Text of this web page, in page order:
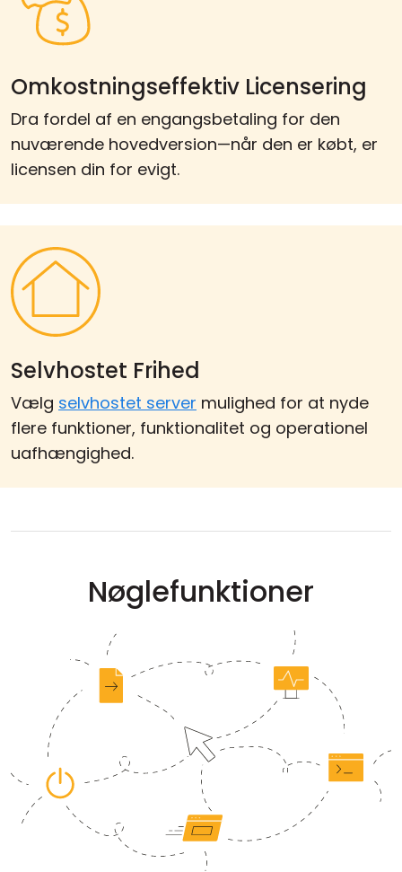
Omkostningseffektiv Licensering
Dra fordel af en engangsbetaling for den
nuværende hovedversion—når den er købt, er
licensen din for evigt.
Selvhostet Frihed
Vælg selvhostet server mulighed for at nyde
flere funktioner, funktionalitet og operationel
uafhængighed.
Nøglefunktioner